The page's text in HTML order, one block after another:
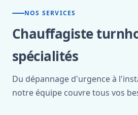
NOS SERVICES
Chauffagiste
spécialités
Du dépannage d'urgence à
notre équipe couvre tous vos